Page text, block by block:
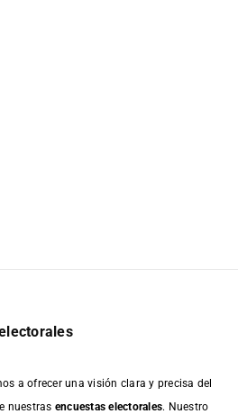
a ofrecer una visión clara y precisa del
nuestras encuestas electorales. Nuestro